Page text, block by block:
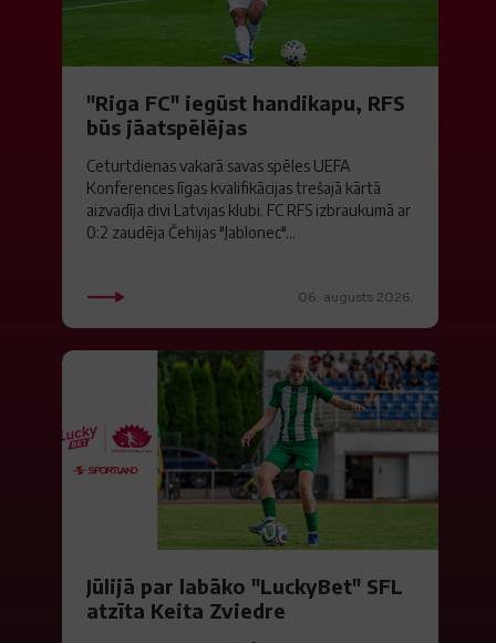
"Riga FC" iegūst handikapu, RFS
būs jāatspēlējas
Ceturtdienas vakarā savas spēles UEFA
Konferences līgas kvalifikācijas trešajā kārtā
aizvadīja divi Latvijas klubi. FC RFS izbraukumā ar
0:2 zaudēja Čehijas "Jablonec"...
06. augusts 2026.
Jūlijā par labāko "LuckyBet" SFL
atzīta Keita Zviedre